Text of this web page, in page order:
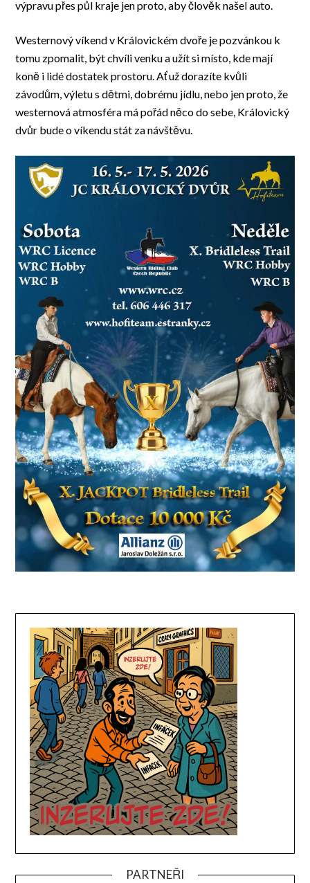
výpravu přes půl kraje jen proto, aby člověk našel auto.
Westernový víkend v Královickém dvoře je pozvánkou k
tomu zpomalit, být chvíli venku a užít si místo, kde mají
koně i lidé dostatek prostoru. Ať už dorazíte kvůli
závodům, výletu s dětmi, dobrému jídlu, nebo jen proto, že
westernová atmosféra má pořád něco do sebe, Královický
dvůr bude o víkendu stát za návštěvu.
PARTNEŘI